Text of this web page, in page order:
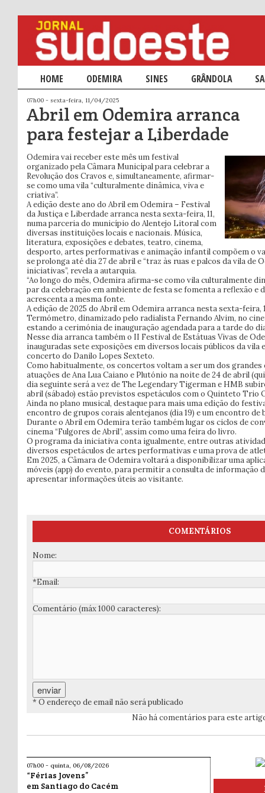
Menu principal
SALTAR PARA O CONTEÚDO PRIMÁRIO
SALTAR PARA O CONTEÚDO SECUNDÁRIO
HOME ODEMIRA SINES GRÂNDOLA
07h00 - sexta-feira, 11/04/2025
Abril em Odemira arranca
para festejar a Liberdade
Odemira vai receber este mês um festival
organizado pela Câmara Municipal para celebrar a
Revolução dos Cravos e, simultaneamente, afirmar-
se como uma vila “culturalmente dinâmica, viva e
criativa”.
A edição deste ano do Abril em Odemira – Festival
da Justiça e Liberdade arranca nesta sexta-feira, 11,
numa parceria do município do Alentejo Litoral com
diversas instituições locais e nacionais. Música,
literatura, exposições e debates, teatro, cinema,
desporto, artes performativas e animação infantil compõem o
se prolonga até dia 27 de abril e “traz às ruas e palcos da vila de
iniciativas”, revela a autarquia.
“Ao longo do mês, Odemira afirma-se como vila culturalmente
par da celebração em ambiente de festa se fomenta a reflexão e
acrescenta a mesma fonte.
A edição de 2025 do Abril em Odemira arranca nesta sexta-feira,
Termómetro, dinamizado pelo radialista Fernando Alvim, no
estando a cerimónia de inauguração agendada para a tarde do
Nesse dia arranca também o II Festival de Estátuas Vivas de
inauguradas sete exposições em diversos locais públicos da vila
concerto do Danilo Lopes Sexteto.
Como habitualmente, os concertos voltam a ser um dos grandes
atuações de Ana Lua Caiano e Plutónio na noite de 24 de abril
dia seguinte será a vez de The Legendary Tigerman e HMB
abril (sábado) estão previstos espetáculos com o Quinteto Trio
Ainda no plano musical, destaque para mais uma edição do
encontro de grupos corais alentejanos (dia 19) e um encontro de
Durante o Abril em Odemira terão também lugar os ciclos de
cinema “Fulgores de Abril”, assim como uma feira do livro.
O programa da iniciativa conta igualmente, entre outras
diversos espetáculos de artes performativas e uma prova de
Em 2025, a Câmara de Odemira voltará a disponibilizar uma
móveis (app) do evento, para permitir a consulta de informação
apresentar informações úteis ao visitante.
COMENTÁRIOS
Nome:
*Email:
Comentário (máx 1000 caracteres):
* O endereço de email não será publicado
Não há comentários para este
07h00 - quinta, 06/08/2026
“Férias Jovens”
em Santiago do Cacém